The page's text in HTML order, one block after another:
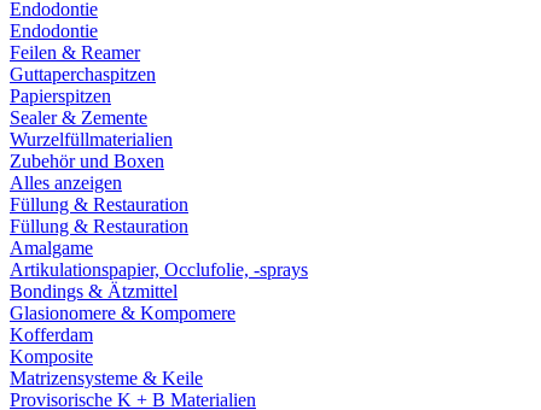
Endodontie
Endodontie
Feilen & Reamer
Guttaperchaspitzen
Papierspitzen
Sealer & Zemente
Wurzelfüllmaterialien
Zubehör und Boxen
Alles anzeigen
Füllung & Restauration
Füllung & Restauration
Amalgame
Artikulationspapier, Occlufolie, -sprays
Bondings & Ätzmittel
Glasionomere & Kompomere
Kofferdam
Komposite
Matrizensysteme & Keile
Provisorische K + B Materialien